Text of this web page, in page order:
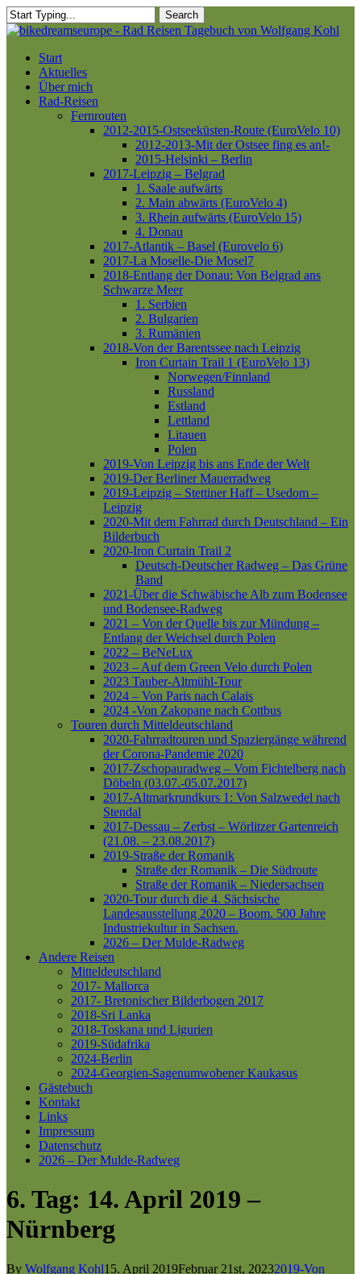
Skip
to
content
Search
Close
Menu
Start
Aktuelles
Über mich
Rad-Reisen
Fernrouten
2012-2015-Ostseeküsten-Route (EuroVelo 10)
2012-2013-Mit der Ostsee fing es an!-
2015-Helsinki – Berlin
2017-Leipzig – Belgrad
1. Saale aufwärts
2. Main abwärts (EuroVelo 4)
3. Rhein aufwärts (EuroVelo 15)
4. Donau
2017-Atlantik – Basel (Eurovelo 6)
2017-La Moselle-Die Mosel7
2018-Entlang der Donau: Von Belgrad ans
Schwarze Meer
1. Serbien
2. Bulgarien
3. Rumänien
2018-Von der Barentssee nach Leipzig
Iron Curtain Trail 1 (EuroVelo 13)
Norwegen/Finnland
Russland
Estland
Lettland
Litauen
Polen
2019-Von Leipzig bis ans Ende der Welt
2019-Der Berliner Mauerradweg
2019-Leipzig – Stettiner Haff – Usedom –
Leipzig
2020-Mit dem Fahrrad durch Deutschland – Ein
Bilderbuch
2020-Iron Curtain Trail 2
Deutsch-Deutscher Radweg – Das Grüne
Band
2021-Über die Schwäbische Alb zum Bodensee
und Bodensee-Radweg
2021 – Von der Quelle bis zur Mündung –
Entlang der Weichsel durch Polen
2022 – BeNeLux
2023 – Auf dem Green Velo durch Polen
2023 Tauber-Altmühl-Tour
2024 – Von Paris nach Calais
2024 -Von Zakopane nach Cottbus
Touren durch Mitteldeutschland
2020-Fahrradtouren und Spaziergänge während
der Corona-Pandemie 2020
2017-Zschopauradweg – Vom Fichtelberg nach
Döbeln (03.07.-05.07.2017)
2017-Altmarkrundkurs 1: Von Salzwedel nach
Stendal
2017-Dessau – Zerbst – Wörlitzer Gartenreich
(21.08. – 23.08.2017)
2019-Straße der Romanik
Straße der Romanik – Die Südroute
Straße der Romanik – Niedersachsen
2020-Tour durch die 4. Sächsische
Landesausstellung 2020 – Boom. 500 Jahre
Industriekultur in Sachsen.
2026 – Der Mulde-Radweg
Andere Reisen
Mitteldeutschland
2017- Mallorca
2017- Bretonischer Bilderbogen 2017
2018-Sri Lanka
2018-Toskana und Ligurien
2019-Südafrika
2024-Berlin
2024-Georgien-Sagenumwobener Kaukasus
Gästebuch
Kontakt
Links
Impressum
Datenschutz
2026 – Der Mulde-Radweg
6. Tag: 14. April 2019 –
Nürnberg
By Wolfgang Kohl15. April 2019Februar 21st, 20232019-Von